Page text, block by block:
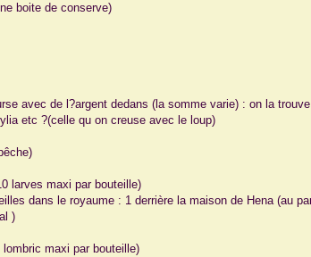
boite de conserve)
avec de l?argent dedans (la somme varie) : on la
etc ?(celle qu on creuse avec le loup)
larves maxi par bouteille)
dans le royaume : 1 derrière la maison de Hena (au
)
maxi par bouteille)